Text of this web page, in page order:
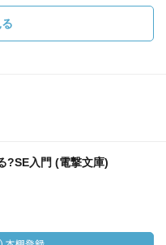
?SE入門 (電撃文庫)